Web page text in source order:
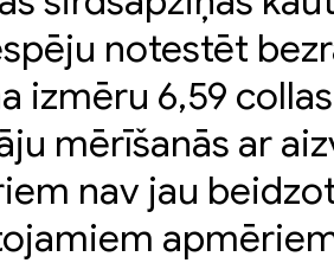
notestēt
izmēru 6,59
mērīšanās ar
nav jau